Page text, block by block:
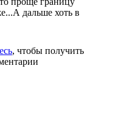
дальше хоть в
, чтобы получить